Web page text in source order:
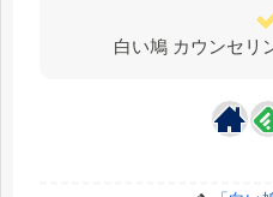
白い鳩 カウンセリ